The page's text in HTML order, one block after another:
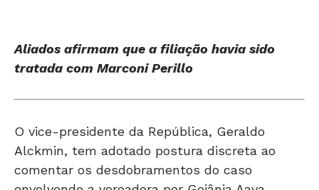
Aliados afirmam que a filiação havia sido
tratada com Marconi Perillo
O vice-presidente da República, Geraldo
Alckmin, tem adotado postura discreta ao
comentar os desdobramentos do caso